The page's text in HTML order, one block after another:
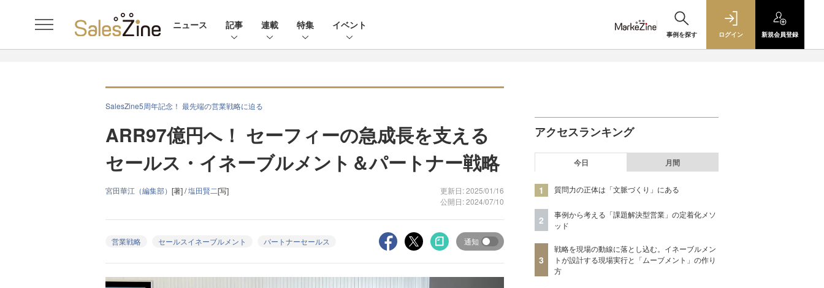
ニュース 記事 連載 特集 イベント
事例を探す ログイン 新規会員登録
SalesZine5周年記念！ 最先端の営業戦略に迫る
ARR97億円へ！ セーフィーの急成長を支える
セールス・イネーブルメント＆パートナー戦略
宮田華江（編集部） [著] /塩田賢二[写]
更新日: 2025/01/16
公開日: 2024/07/10
営業戦略 セールスイネーブルメント パートナーセールス 通知
アクセスランキング
今日 月間
1 質問力の正体は「文脈づくり」にある
2
事例から考える「課題解決型営業」の定着化メソ
ッド
3
戦略を現場の動線に落とし込む。イネーブルメン
トが設計する現場実行と「ムーブメント」の作り
方